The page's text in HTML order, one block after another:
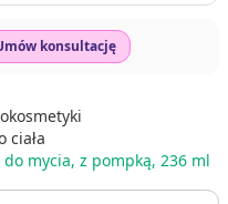
konsultację
ciała
mycia, z pompką, 236 ml